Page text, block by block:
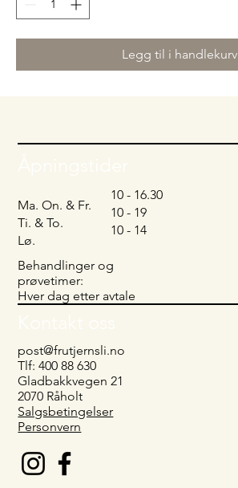
Legg til i handlekurv
post@frutjernsli.no
Tlf: 400 88 630
Gladbakkvegen 21
2070 Råholt
Salgsbetingelser
Personvern
Ma. On. & Fr.
Ti. & To.
Lø.
10 - 16.30
10 - 19
10 - 14
Behandlinger og
prøvetimer:
Hver dag etter avtale